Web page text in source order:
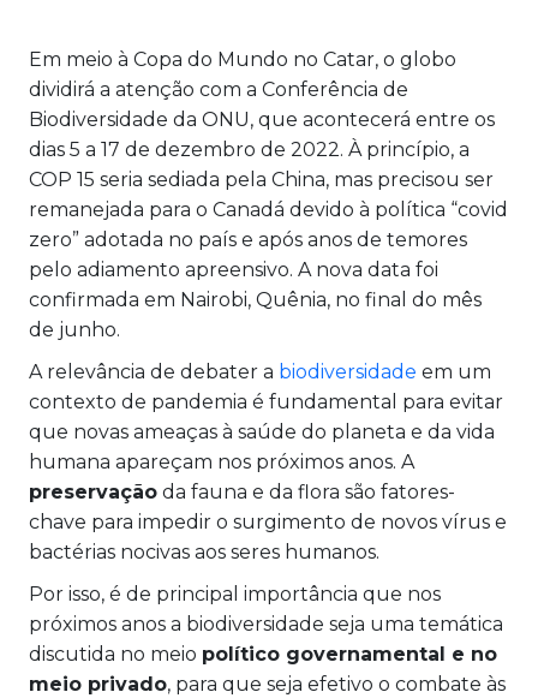
Em meio à Copa do Mundo no Catar, o globo
dividirá a atenção com a Conferência de
Biodiversidade da ONU, que acontecerá entre os
dias 5 a 17 de dezembro de 2022. À princípio, a
COP 15 seria sediada pela China, mas precisou ser
remanejada para o Canadá devido à política “covid
zero” adotada no país e após anos de temores
pelo adiamento apreensivo. A nova data foi
confirmada em Nairobi, Quênia, no final do mês
de junho.
A relevância de debater a biodiversidade em um
contexto de pandemia é fundamental para evitar
que novas ameaças à saúde do planeta e da vida
humana apareçam nos próximos anos. A
preservação da fauna e da flora são fatores-
chave para impedir o surgimento de novos vírus e
bactérias nocivas aos seres humanos.
Por isso, é de principal importância que nos
próximos anos a biodiversidade seja uma temática
discutida no meio político governamental e no
meio privado, para que seja efetivo o combate às